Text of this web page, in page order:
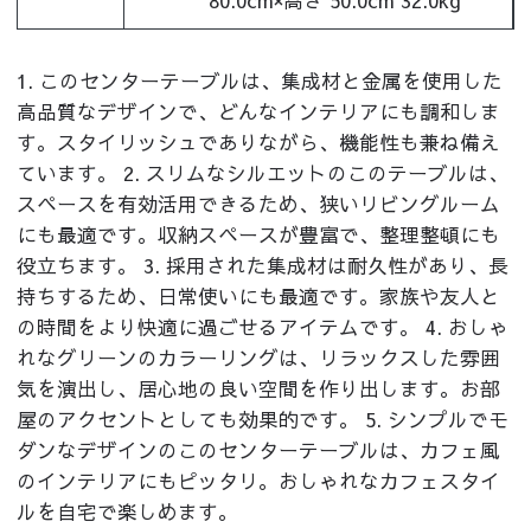
1. このセンターテーブルは、集成材と金属を使用した
高品質なデザインで、どんなインテリアにも調和しま
す。スタイリッシュでありながら、機能性も兼ね備え
ています。 2. スリムなシルエットのこのテーブルは、
スペースを有効活用できるため、狭いリビングルーム
にも最適です。収納スペースが豊富で、整理整頓にも
役立ちます。 3. 採用された集成材は耐久性があり、長
持ちするため、日常使いにも最適です。家族や友人と
の時間をより快適に過ごせるアイテムです。 4. おしゃ
れなグリーンのカラーリングは、リラックスした雰囲
気を演出し、居心地の良い空間を作り出します。お部
屋のアクセントとしても効果的です。 5. シンプルでモ
ダンなデザインのこのセンターテーブルは、カフェ風
のインテリアにもピッタリ。おしゃれなカフェスタイ
ルを自宅で楽しめます。